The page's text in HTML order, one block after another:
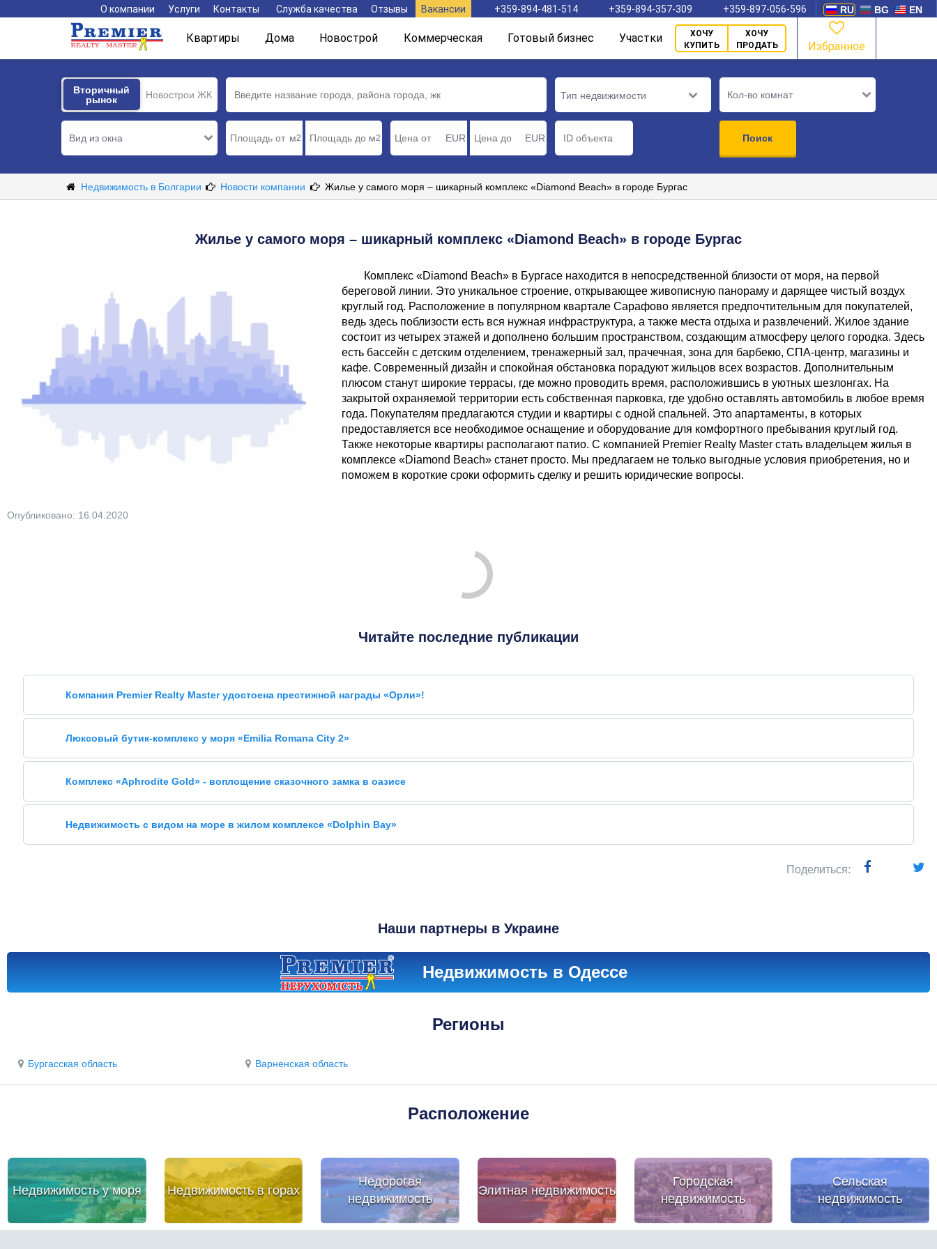
RU BG EN
О компании Услуги Контакты Служба качества Отзывы Вакансии +359-894-481-514 +359-894-357-309 +359-897-056-596
Квартиры Дома Новострой Коммерческая Готовый бизнес Участки
ХОЧУ
КУПИТЬ
ХОЧУ
ПРОДАТЬ
Избранное
Вторичный
рынок
Новострои ЖК
Вторичный
рынок
Вид из окна м2 м2 EUR EUR
Тип недвижимости Кол-во комнат
Поиск
Недвижимость в Болгарии Новости компании Жилье у самого моря – шикарный комплекс «Diamond Beach» в городе Бургас
Жилье у самого моря – шикарный комплекс «Diamond Beach» в городе Бургас
Комплекс «Diamond Beach» в Бургасе находится в непосредственной близости от моря, на первой
береговой линии. Это уникальное строение, открывающее живописную панораму и дарящее чистый воздух
круглый год. Расположение в популярном квартале Сарафово является предпочтительным для покупателей,
ведь здесь поблизости есть вся нужная инфраструктура, а также места отдыха и развлечений. Жилое здание
состоит из четырех этажей и дополнено большим пространством, создающим атмосферу целого городка. Здесь
есть бассейн с детским отделением, тренажерный зал, прачечная, зона для барбекю, СПА-центр, магазины и
кафе. Современный дизайн и спокойная обстановка порадуют жильцов всех возрастов. Дополнительным
плюсом станут широкие террасы, где можно проводить время, расположившись в уютных шезлонгах. На
закрытой охраняемой территории есть собственная парковка, где удобно оставлять автомобиль в любое время
года. Покупателям предлагаются студии и квартиры с одной спальней. Это апартаменты, в которых
предоставляется все необходимое оснащение и оборудование для комфортного пребывания круглый год.
Также некоторые квартиры располагают патио. С компанией Premier Realty Master стать владельцем жилья в
комплексе «Diamond Beach» станет просто. Мы предлагаем не только выгодные условия приобретения, но и
поможем в короткие сроки оформить сделку и решить юридические вопросы.
Опубликовано: 16.04.2020
Читайте последние публикации
Компания Premier Realty Master удостоена престижной награды «Орли»!
Люксовый бутик-комплекс у моря «Emilia Romana City 2»
Комплекс «Aphrodite Gold» - воплощение сказочного замка в оазисе
Недвижимость с видом на море в жилом комплексе «Dolphin Bay»
Поделиться:
Наши партнеры в Украине
Недвижимость в Одессе
Регионы
Бургасская область Варненская область
Расположение
Недвижимость у моря Недвижимость в горах
Недорогая
недвижимость
Элитная недвижимость
Городская
недвижимость
Сельская
недвижимость